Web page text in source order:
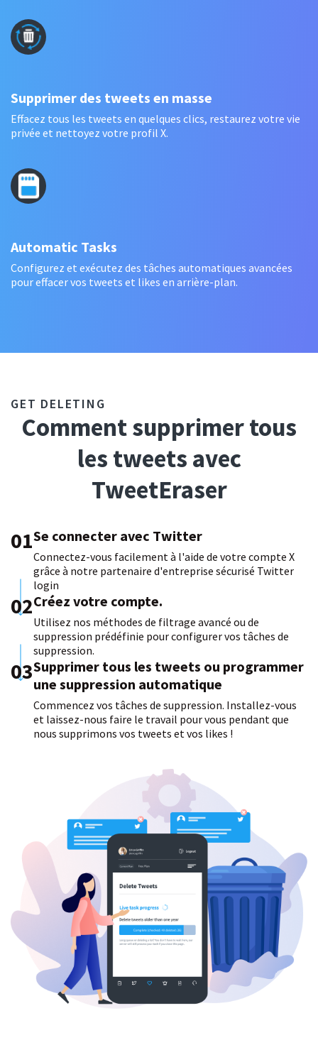
Supprimer des tweets en masse
Effacez tous les tweets en quelques clics, restaurez votre vie
privée et nettoyez votre profil X.
Automatic Tasks
Configurez et exécutez des tâches automatiques avancées
pour effacer vos tweets et likes en arrière-plan.
GET DELETING
Comment supprimer tous
les tweets avec
TweetEraser
01Se connecter avec Twitter
Connectez-vous facilement à l'aide de votre compte X
grâce à notre partenaire d'entreprise sécurisé Twitter
login
02Créez votre compte.
Utilisez nos méthodes de filtrage avancé ou de
suppression prédéfinie pour configurer vos tâches de
suppression.
03Supprimer tous les tweets ou programmer
une suppression automatique
Commencez vos tâches de suppression. Installez-vous
et laissez-nous faire le travail pour vous pendant que
nous supprimons vos tweets et vos likes !